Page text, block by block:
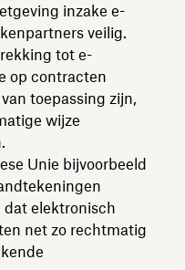
inzake e-
veilig.
tot e-
op contracten
toepassing zijn,
wijze
Unie bijvoorbeeld
dat elektronisch
net zo rechtmatig